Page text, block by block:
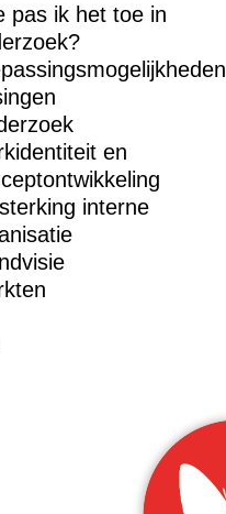
pas ik het toe in
en
interne